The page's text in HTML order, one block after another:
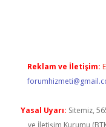
Reklam ve İletişim:
Yasal Uyarı: Sitemiz,
ve İletişim Kurumu